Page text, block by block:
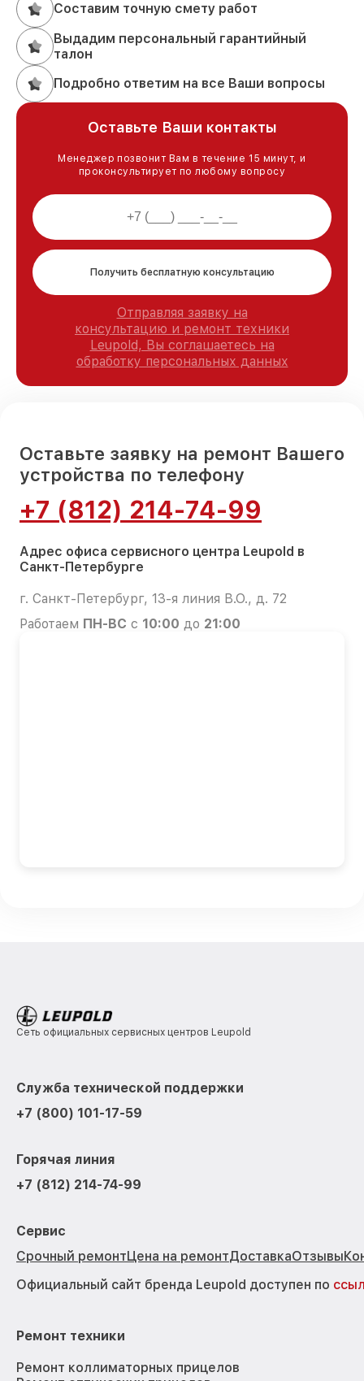
Составим точную смету работ
Выдадим персональный гарантийный
талон
Подробно ответим на все Ваши вопросы
Оставьте Ваши контакты
Менеджер позвонит Вам в течение 15 минут, и
проконсультирует по любому вопросу
Получить бесплатную консультацию
Отправляя заявку на
консультацию и ремонт техники
Leupold, Вы соглашаетесь на
обработку персональных данных
Оставьте заявку на ремонт Вашего
устройства по телефону
+7 (812) 214-74-99
Адрес офиса сервисного центра Leupold в
Санкт-Петербурге
г. Санкт-Петербург, 13-я линия В.О., д. 72
Работаем ПН-ВС с 10:00 до 21:00
Сеть официальных сервисных центров Leupold
Служба технической поддержки
+7 (800) 101-17-59
Горячая линия
+7 (812) 214-74-99
Сервис
Срочный ремонтЦена на ремонтДоставкаОтзывы
Официальный сайт бренда Leupold доступен по
Ремонт техники
Ремонт коллиматорных прицелов